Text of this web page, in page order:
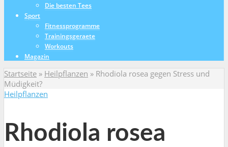
Die besten Tees
Sport
Fitnessprogramme
Trainingsgeraete
Workouts
Magazin
Startseite » Heilpflanzen » Rhodiola rosea gegen Stress und
Müdigkeit?
Heilpflanzen
Rhodiola rosea